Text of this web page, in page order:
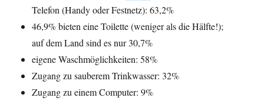
Telefon (Handy oder Festnetz): 63,2%
46,9% bieten eine Toilette (weniger als die Hälfte!);
auf dem Land sind es nur 30,7%
eigene Waschmöglichkeiten: 58%
Zugang zu sauberem Trinkwasser: 32%
Zugang zu einem Computer: 9%